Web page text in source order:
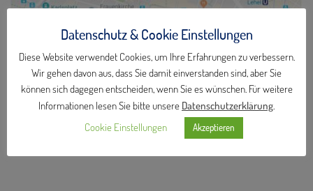
Neue Praxis
by Dr. med. Raimund Völker
Datenschutz & Cookie Einstellungen
Diese Website verwendet Cookies, um Ihre Erfahrungen zu verbessern.
Wir gehen davon aus, dass Sie damit einverstanden sind, aber Sie
können sich dagegen entscheiden, wenn Sie es wünschen. Für weitere
Informationen lesen Sie bitte unsere Datenschutzerklärung.
Cookie Einstellungen
Akzeptieren